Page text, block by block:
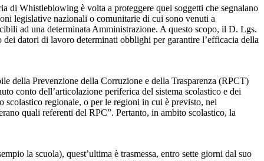
di Whistleblowing è volta a proteggere quei soggetti che segnalano
legislative nazionali o comunitarie di cui sono venuti a
ad una determinata Amministrazione. A questo scopo, il D. Lgs.
dei datori di lavoro determinati obblighi per garantire l’efficacia della
della Prevenzione della Corruzione e della Trasparenza (RPCT)
conto dell’articolazione periferica del sistema scolastico e dei
regionale, o per le regioni in cui è previsto, nel
quali referenti del RPC”. Pertanto, in ambito scolastico, la
la scuola), quest’ultima è trasmessa, entro sette giorni dal suo